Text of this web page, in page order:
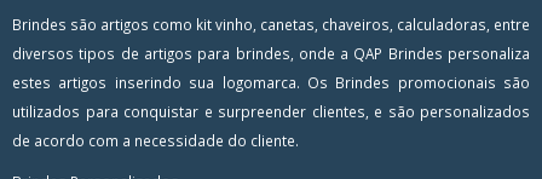
Brindes são artigos como kit vinho, canetas, chaveiros, calculadoras, entre
diversos tipos de artigos para brindes, onde a QAP Brindes personaliza
estes artigos inserindo sua logomarca. Os Brindes promocionais são
utilizados para conquistar e surpreender clientes, e são personalizados
de acordo com a necessidade do cliente.